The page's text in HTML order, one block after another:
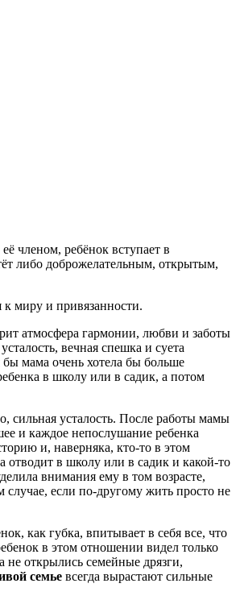
членом, ребёнок вступает в
либо доброжелательным, открытым,
к миру и привязанности.
атмосфера гармонии, любви и заботы
вечная спешка и суета
мама очень хотела бы больше
в школу или в садик, а потом
сильная усталость. После работы мамы
и каждое непослушание ребенка
и, наверняка, кто-то в этом
отводит в школу или в садик и какой-то
внимания ему в том возрасте,
случае, если по-другому жить просто не
как губка, впитывает в себя все, что
в этом отношении видел только
не открылись семейные дрязги,
семье всегда вырастают сильные